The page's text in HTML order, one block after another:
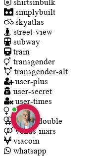
shirtsinbulk
simplybuilt
skyatlas
street-view
subway
train
transgender
transgender-alt
user-plus
user-secret
user-times
venus
venus-double
venus-mars
viacoin
whatsapp